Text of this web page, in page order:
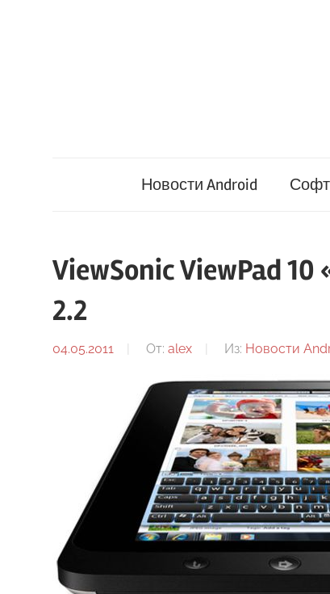
Новости Android Софт
ViewSonic ViewPad
2.2
04.05.2011 От: alex Из: Новости